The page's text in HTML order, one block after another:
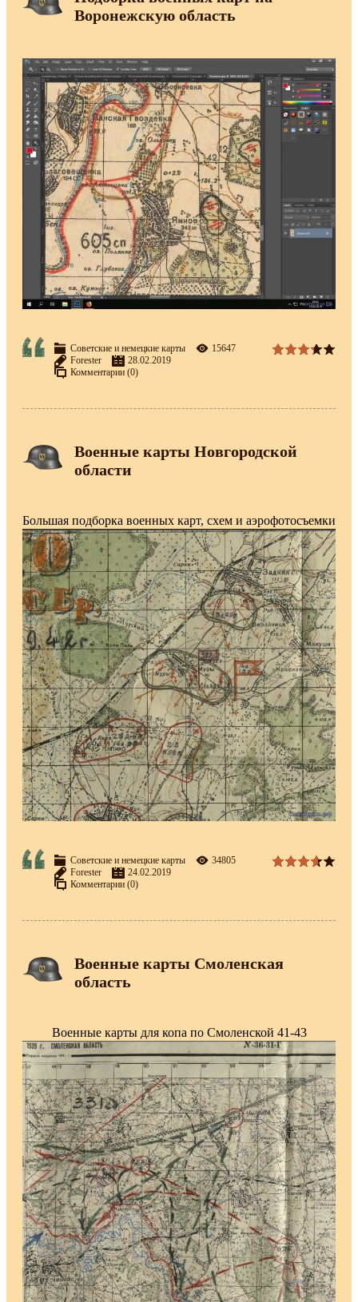
Воронежскую область
Советские и немецкие карты
15647
Forester
28.02.2019
Комментарии (0)
Военные карты Новгородской
области
Большая подборка военных карт, схем и аэрофотосъемки
Советские и немецкие карты
34805
Forester
24.02.2019
Комментарии (0)
Военные карты Смоленская
область
Военные карты для копа по Смоленской 41-43